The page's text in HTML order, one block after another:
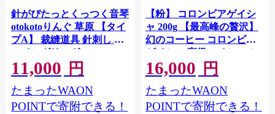
針がぴたっとくっつく音琴
otokotoりんぐ 草原 【タイ
プA】 裁縫道具 針刺し ソ
ーイングリング
11,000 円
たまったWAON
POINTで寄附できる！
【粉】 コロンビアゲイシ
ャ 200g 【最高峰の贅沢】
幻のコーヒー コロンビア
ゲイシャ 高級スペシャル
ティコーヒー
16,000 円
たまったWAON
POINTで寄附できる！